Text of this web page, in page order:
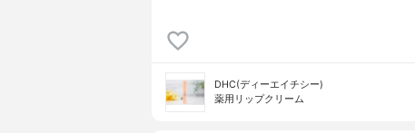
DHC(ディーエイチシー)
薬用リップクリーム